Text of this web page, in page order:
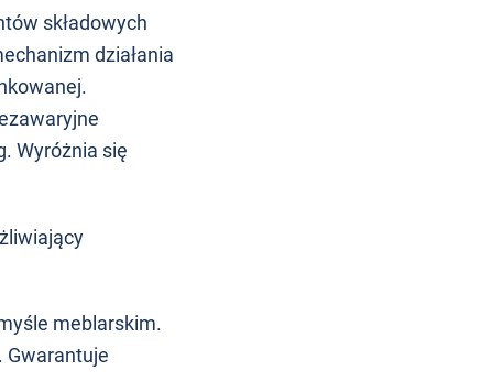
składowych
działania
Wyróżnia się
meblarskim.
Gwarantuje